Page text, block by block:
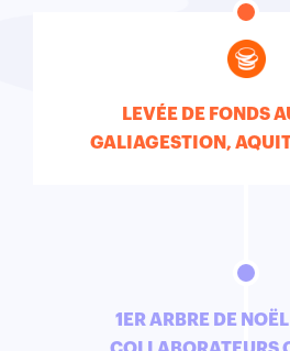
LEVÉE DE FONDS
GALIAGESTION,
1ER ARBRE DE